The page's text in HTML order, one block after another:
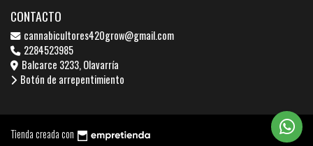
CONTACTO
cannabicultores420grow@gmail.com
2284523985
Balcarce 3233, Olavarría
Botón de arrepentimiento
Tienda creada con